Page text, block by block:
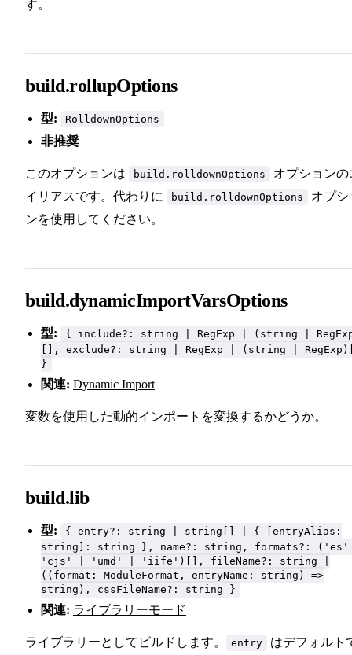
す。
build.rollupOptions
型: RolldownOptions
非推奨
このオプションは build.rolldownOptions
オプションの
イリアスです。代わりに
build.rolldownOptions
オプシ
ンを使用してください。
build.dynamicImportVarsOptions
型:
{ include?: string | RegExp | (string |
[], exclude?: string | RegExp | (string |
}
関連: Dynamic Import
変数を使用した動的インポートを変換するかどうか。
build.lib
型:
{ entry?: string | string[] | { [entryAlias:
string]: string }, name?: string, formats?:
'cjs' | 'umd' | 'iife')[], fileName?: string |
((format: ModuleFormat, entryName: string) =>
string), cssFileName?: string }
関連: ライブラリーモード
ライブラリーとしてビルドします。 entry
はデフォルト